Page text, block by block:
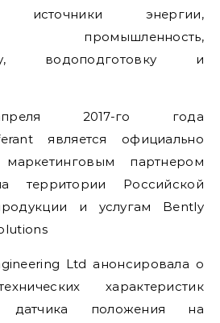
источники энергии,
промышленность,
водоподготовку и
2017-го года
является официально
партнером
территории Российской
и услугам Bently
Ltd анонсировала о
характеристик
датчика положения на